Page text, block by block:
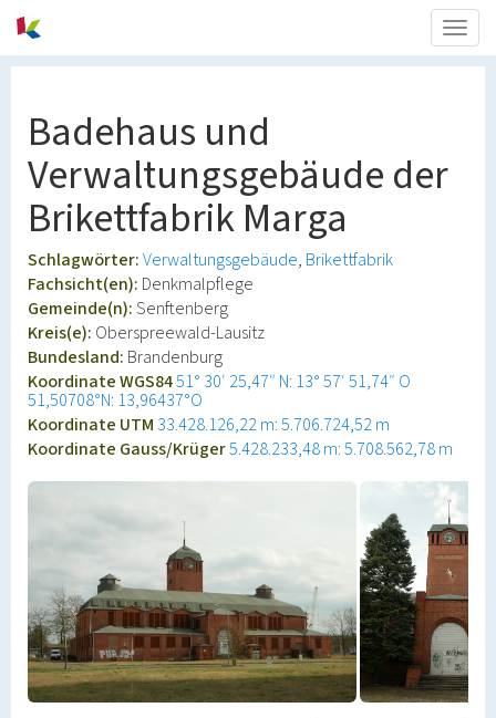
Badehaus und
Verwaltungsgebäude der
Brikettfabrik Marga
Schlagwörter:Verwaltungsgebäude Brikettfabrik
Fachsicht(en): Denkmalpflege
Gemeinde(n):Senftenberg
Kreis(e): Oberspreewald-Lausitz
Bundesland: Brandenburg
Koordinate WGS8451° 30′ 25,47″ N: 13° 57′ 51,74″ O
51,50708°N: 13,96437°O
Koordinate UTM 33.428.126,22 m: 5.706.724,52 m
Koordinate Gauss/Krüger5.428.233,48 m: 5.708.562,78 m